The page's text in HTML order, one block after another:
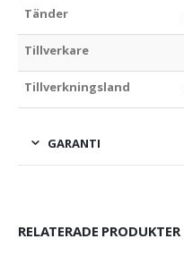
Tänder
Tillverkare
Tillverkningsland
GARANTI
RELATERADE PRODUKTER